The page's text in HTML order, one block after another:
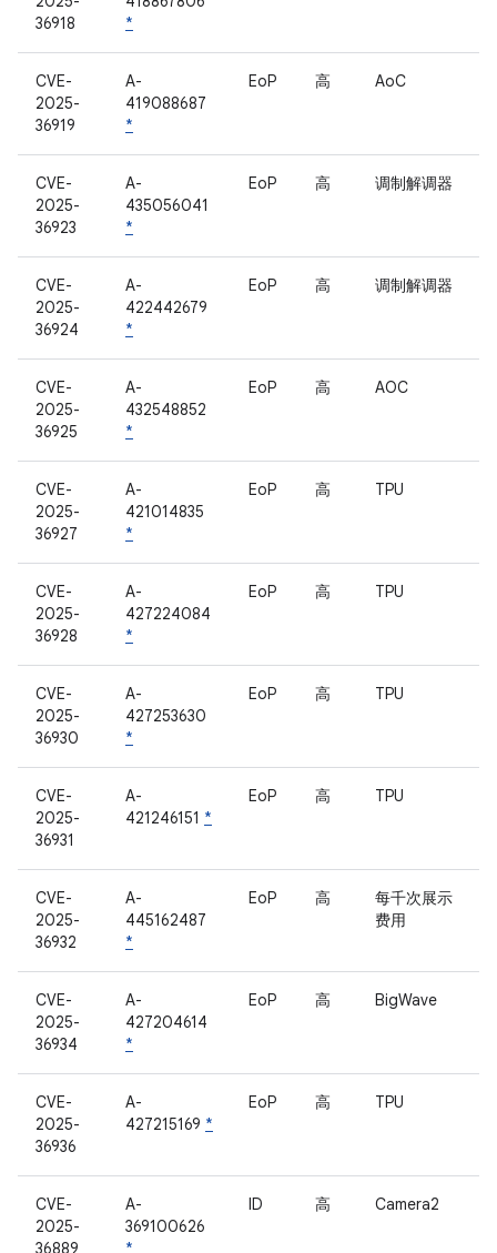
36918
*
CVE-
2025-
36919
A-
419088687
*
EoP 高 AoC
CVE-
2025-
36923
A-
435056041
*
EoP 高 调制解调器
CVE-
2025-
36924
A-
422442679
*
EoP 高 调制解调器
CVE-
2025-
36925
A-
432548852
*
EoP 高 AOC
CVE-
2025-
36927
A-
421014835
*
EoP 高 TPU
CVE-
2025-
36928
A-
427224084
*
EoP 高 TPU
CVE-
2025-
36930
A-
427253630
*
EoP 高 TPU
CVE-
2025-
36931
A-
421246151 *
EoP 高 TPU
CVE-
2025-
36932
A-
445162487
*
EoP 高
每千次展示
费用
CVE-
2025-
36934
A-
427204614
*
EoP 高 BigWave
CVE-
2025-
36936
A-
427215169 *
EoP 高 TPU
CVE-
2025-
36889
A-
369100626
*
ID 高 Camera2